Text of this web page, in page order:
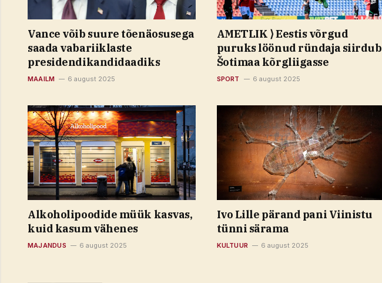
Vance võib suure tõenäosusega
saada vabariiklaste
presidendikandidaadiks
MAAILM 6 august 2025
AMETLIK ⟩ Eestis võrgud
puruks löönud ründaja siirdub
Šotimaa kõrgliigasse
SPORT 6 august 2025
Alkoholipoodide müük kasvas,
kuid kasum vähenes
MAJANDUS 6 august 2025
Ivo Lille pärand pani Viinistu
tünni särama
KULTUUR 6 august 2025